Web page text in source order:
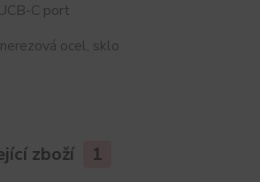
C port
ocel, sklo
zboží 1